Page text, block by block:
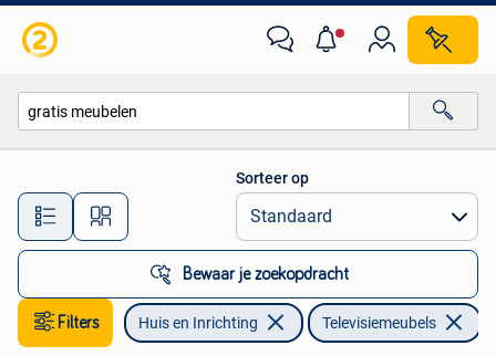
Alle afstanden…
Sorteer op
Bewaar je zoekopdracht
Filters Huis en Inrichting Televisiemeubels